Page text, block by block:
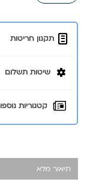
תקנון חריטות
שיטות תשלום
קטגוריות
תיאור מלא